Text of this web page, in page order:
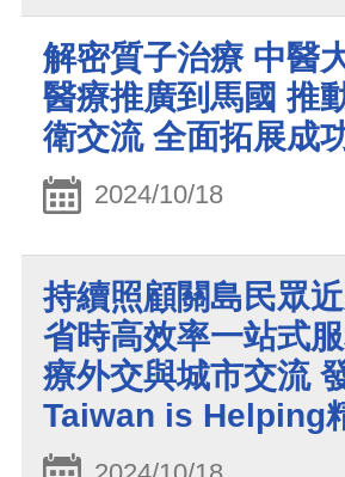
解密質子治療 中醫
醫療推廣到馬國 推
衛交流 全面拓展成
2024/10/18
持續照顧關島民眾
省時高效率一站式
療外交與城市交流
Taiwan is Helping